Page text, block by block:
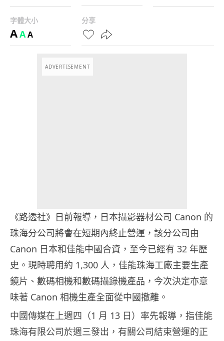
字體大小
AAA
分享
ADVERTISEMENT
《路透社》日前報導，日本攝影器材公司 Canon 的
珠海分公司將會在短期內終止營運，該分公司由
Canon 日本和佳能中國合資，至今已經有 32 年歷
史。現時聘用約 1,300 人，佳能珠海工廠主要生產
鏡片、數碼相機和數碼攝錄機產品，今次決定亦意
味著 Canon 相機生產全面從中國撤離。
中國傳媒在上週四（1 月 13 日）率先報導，指佳能
珠海有限公司於週三發出，有關公司結束營運的正